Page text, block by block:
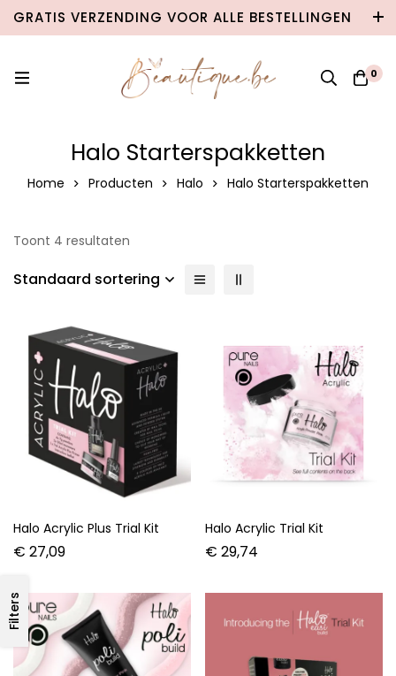
GRATIS VERZENDING VOOR ALLE BESTELLINGEN
VANAF €100 IN BELGIË & €120 NAAR
0
Halo Starterspakketten
Home Producten Halo Halo Starterspakketten
Filters
Toont 4 resultaten
Standaard sortering
Halo Acrylic Plus Trial Kit
€ 27,09
Halo Acrylic Trial Kit
€ 29,74